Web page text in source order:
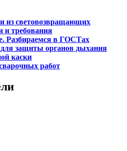
из световозвращающих
и требования
Разбираемся в ГОСТах
защиты органов дыхания
каски
работ